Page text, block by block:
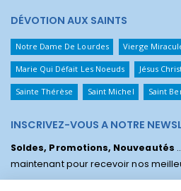
DÉVOTION AUX SAINTS
Notre Dame De Lourdes Vierge
Marie Qui Défait Les Noeuds Jésus
Sainte Thérèse Saint Michel Saint
INSCRIVEZ-VOUS A NOTRE
Soldes, Promotions, Nouveautés
maintenant pour recevoir nos